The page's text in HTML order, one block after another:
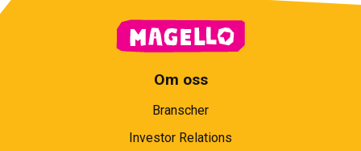
Om oss
Branscher
Investor Relations